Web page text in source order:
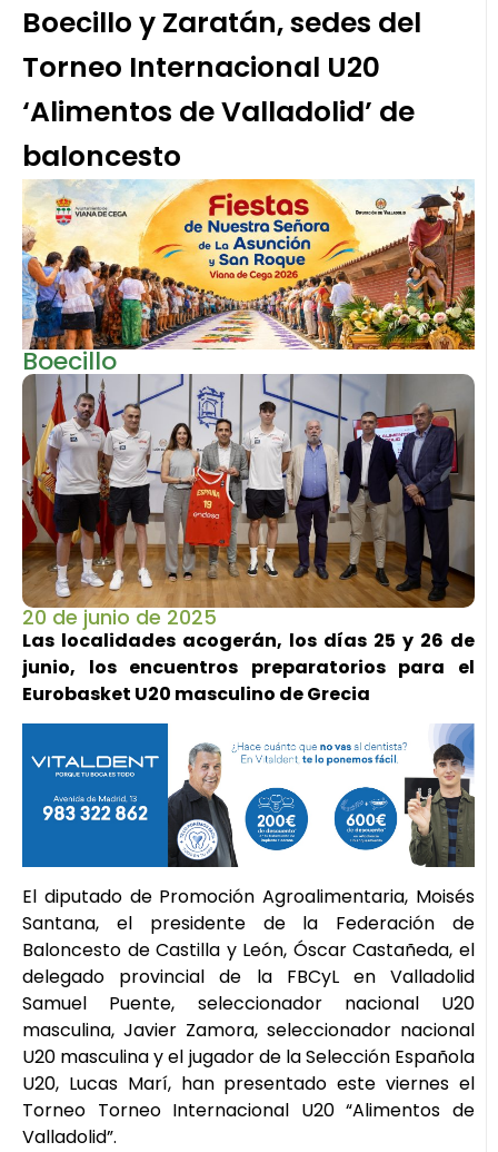
Boecillo y Zaratán, sedes del
Torneo Internacional U20
‘Alimentos de Valladolid’ de
baloncesto
Boecillo
20 de junio de 2025
Las localidades acogerán, los días 25 y 26 de
junio, los encuentros preparatorios para el
Eurobasket U20 masculino de Grecia
El diputado de Promoción Agroalimentaria, Moisés
Santana, el presidente de la Federación de
Baloncesto de Castilla y León, Óscar Castañeda, el
delegado provincial de la FBCyL en Valladolid
Samuel Puente, seleccionador nacional U20
masculina, Javier Zamora, seleccionador nacional
U20 masculina y el jugador de la Selección Española
U20, Lucas Marí, han presentado este viernes el
Torneo Torneo Internacional U20 “Alimentos de
Valladolid”.